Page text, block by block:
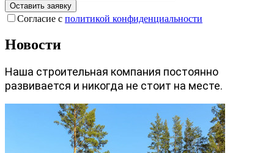
Оставить заявку
Согласие с политикой конфиденциальности
Новости
Наша строительная компания постоянно
развивается и никогда не стоит на месте.